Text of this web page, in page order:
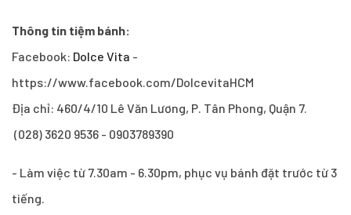
Thông tin tiệm bánh:
Facebook: Dolce Vita -
https://www.facebook.com/DolcevitaHCM
Địa chỉ: 460/4/10 Lê Văn Lương, P. Tân Phong, Quận 7.
(028) 3620 9536 - 0903789390
- Làm việc từ 7.30am - 6.30pm, phục vụ bánh đặt trước từ 3
tiếng.